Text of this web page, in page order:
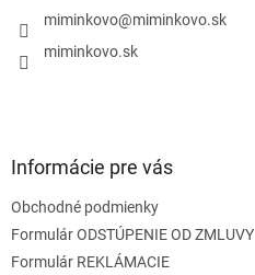
miminkovo@miminkovo.sk
miminkovo.sk
Informácie pre vás
Obchodné podmienky
Formulár ODSTÚPENIE OD ZMLUVY
Formulár REKLÁMACIE